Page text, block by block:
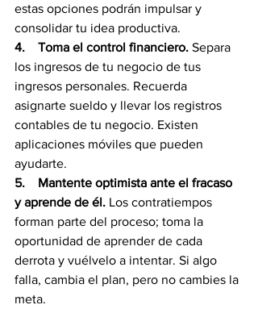
estas opciones podrán impulsar y
consolidar tu idea productiva.
4.    Toma el control financiero. Separa
los ingresos de tu negocio de tus
ingresos personales. Recuerda
asignarte sueldo y llevar los registros
contables de tu negocio. Existen
aplicaciones móviles que pueden
ayudarte.
5.    Mantente optimista ante el fracaso
y aprende de él. Los contratiempos
forman parte del proceso; toma la
oportunidad de aprender de cada
derrota y vuélvelo a intentar. Si algo
falla, cambia el plan, pero no cambies la
meta.